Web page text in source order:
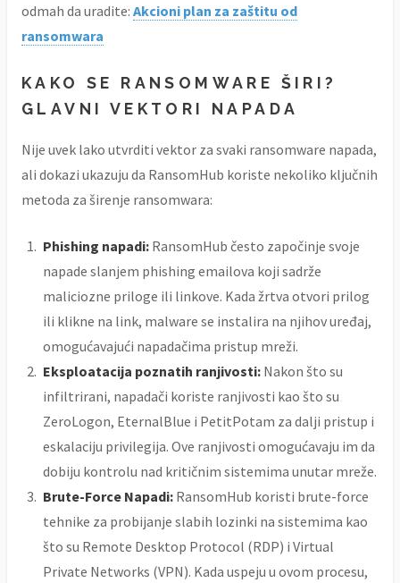
odmah da uradite: Akcioni plan za zaštitu od
ransomwara
KAKO SE RANSOMWARE ŠIRI?
GLAVNI VEKTORI NAPADA
Nije uvek lako utvrditi vektor za svaki ransomware napada,
ali dokazi ukazuju da RansomHub koriste nekoliko ključnih
metoda za širenje ransomwara:
Phishing napadi: RansomHub često započinje svoje
napade slanjem phishing emailova koji sadrže
maliciozne priloge ili linkove. Kada žrtva otvori prilog
ili klikne na link, malware se instalira na njihov uređaj,
omogućavajući napadačima pristup mreži.
Eksploatacija poznatih ranjivosti: Nakon što su
infiltrirani, napadači koriste ranjivosti kao što su
ZeroLogon, EternalBlue i PetitPotam za dalji pristup i
eskalaciju privilegija. Ove ranjivosti omogućavaju im da
dobiju kontrolu nad kritičnim sistemima unutar mreže.
Brute-Force Napadi: RansomHub koristi brute-force
tehnike za probijanje slabih lozinki na sistemima kao
što su Remote Desktop Protocol (RDP) i Virtual
Private Networks (VPN). Kada uspeju u ovom procesu,